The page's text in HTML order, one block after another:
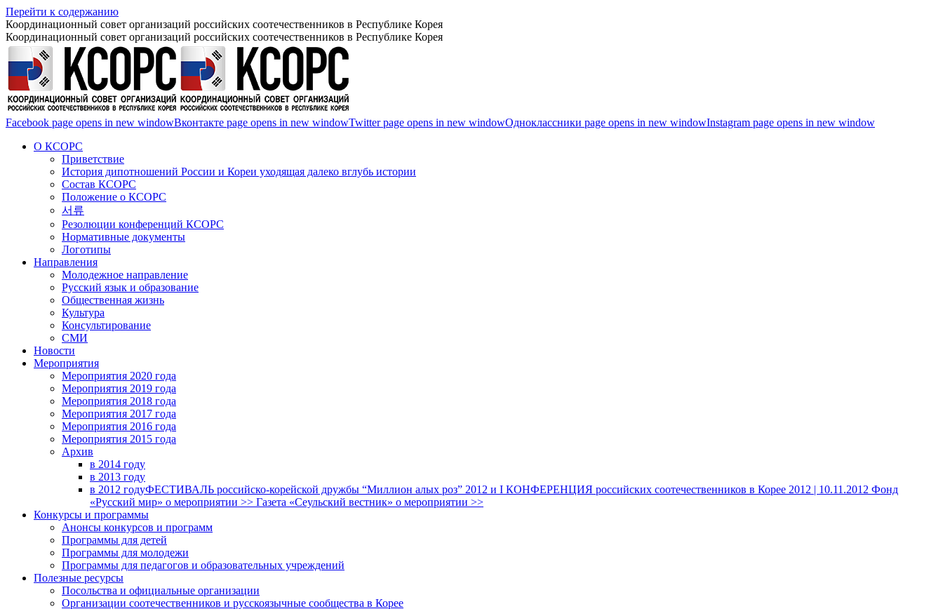
Перейти к содержанию
Координационный совет организаций российских соотечественников в Республике Корея
Координационный совет организаций российских соотечественников в Республике Корея
Facebook page opens in new windowВконтакте page opens in new windowTwitter page opens in new windowОдноклассники page opens in new windowInstagram page opens in new window
О КСОРС
Приветствие
История дипотношений России и Кореи уходящая далеко вглубь истории
Состав КСОРС
Положение о КСОРС
서류
Резолюции конференций КСОРС
Нормативные документы
Логотипы
Направления
Молодежное направление
Русский язык и образование
Общественная жизнь
Культура
Консультирование
СМИ
Новости
Мероприятия
Мероприятия 2020 года
Мероприятия 2019 года
Мероприятия 2018 годa
Мероприятия 2017 года
Мероприятия 2016 года
Мероприятия 2015 года
Архив
в 2014 году
в 2013 году
в 2012 годуФЕСТИВАЛЬ российско-корейской дружбы “Миллион алых роз” 2012 и I КОНФЕРЕНЦИЯ российских соотечественников в Корее 2012 | 10.11.2012 Фонд
«Русский мир» о мероприятии >> Газета «Сеульский вестник» о мероприятии >>
Конкурсы и программы
Анонсы конкурсов и программ
Программы для детей
Программы для молодежи
Программы для педагогов и образовательных учреждений
Полезные ресурсы
Посольства и официальные организации
Организации соотечественников и русскоязычные сообщества в Корее